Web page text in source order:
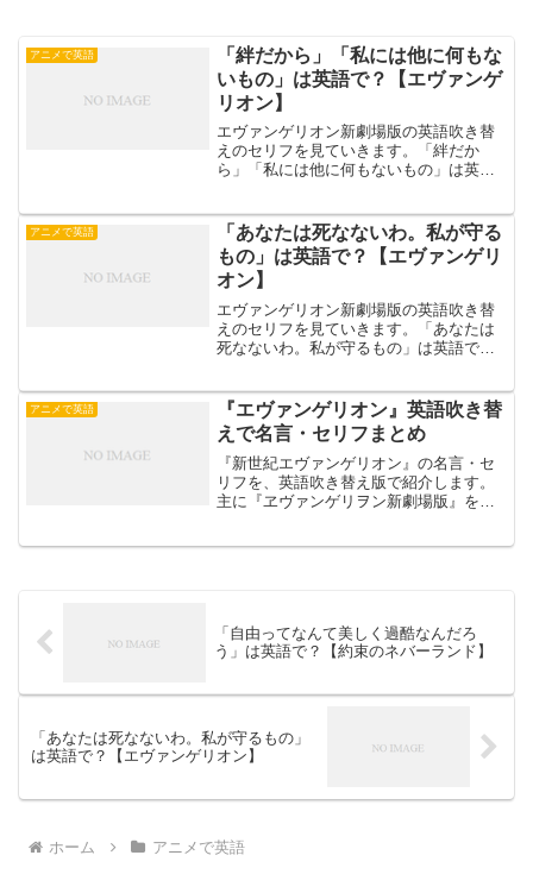
アニメで英語
「絆だから」「私には他に何もな
いもの」は英語で？【エヴァンゲ
リオン】
エヴァンゲリオン新劇場版の英語吹き替
えのセリフを見ていきます。「絆だか
ら」「私には他に何もないもの」は英語
シンジ： 綾波は なぜ エヴァに乗るの？
レイ： 絆だから… ...
アニメで英語
「あなたは死なないわ。私が守る
もの」は英語で？【エヴァンゲリ
オン】
エヴァンゲリオン新劇場版の英語吹き替
えのセリフを見ていきます。「あなたは
死なないわ。私が守るもの」は英語で？
ジ： これで… あ… これで… 死ぬかも
しれないね 綾波レ...
アニメで英語
『エヴァンゲリオン』英語吹き替
えで名言・セリフまとめ
『新世紀エヴァンゲリオン』の名言・セ
リフを、英語吹き替え版で紹介します。
主に『ヱヴァンゲリヲン新劇場版』を扱
「自由ってなんて美しく過酷なんだろ
う」は英語で？【約束のネバーランド】
「あなたは死なないわ。私が守るもの」
は英語で？【エヴァンゲリオン】
ホーム アニメで英語